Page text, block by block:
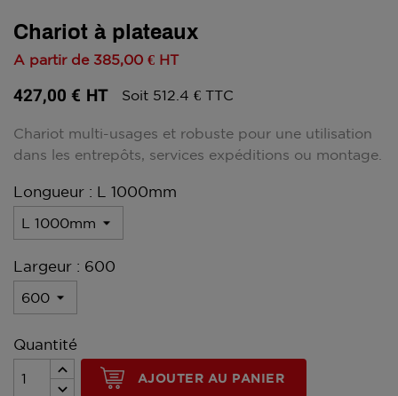
Chariot à plateaux
A partir de 385,00 € HT
427,00 € HT Soit 512.4 € TTC
Chariot multi-usages et robuste pour une utilisation
dans les entrepôts, services expéditions ou montage.
Longueur : L 1000mm
Largeur : 600
Quantité
AJOUTER AU PANIER